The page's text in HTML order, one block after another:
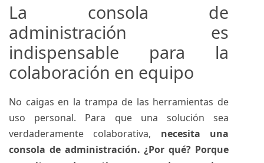
La consola de
administración es
indispensable para la
colaboración en equipo
No caigas en la trampa de las herramientas de
uso personal. Para que una solución sea
verdaderamente colaborativa, necesita una
consola de administración. ¿Por qué? Porque